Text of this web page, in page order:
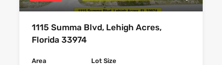
1115 Summa Blvd, Lehigh Acres,
Florida 33974
Area Lot Size